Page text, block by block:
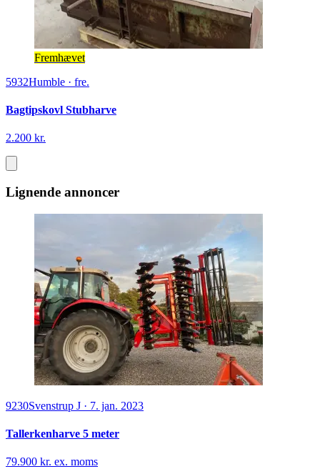
Fremhævet
5932Humble · fre.
Bagtipskovl Stubharve
2.200 kr.
Lignende annoncer
9230Svenstrup J · 7. jan. 2023
Tallerkenharve 5 meter
79.900 kr. ex. moms